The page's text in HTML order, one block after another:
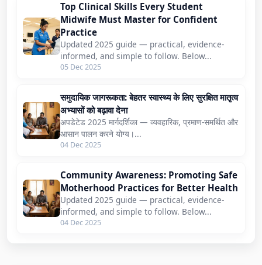
Top Clinical Skills Every Student
Midwife Must Master for Confident
Practice
Updated 2025 guide — practical, evidence-
informed, and simple to follow. Below...
05 Dec 2025
समुदायिक जागरूकता: बेहतर स्वास्थ्य के लिए सुरक्षित मातृत्व
अभ्यासों को बढ़ावा देना
अपडेटेड 2025 मार्गदर्शिका — व्यवहारिक, प्रमाण-समर्थित और
आसान पालन करने योग्य।...
04 Dec 2025
Community Awareness: Promoting Safe
Motherhood Practices for Better Health
Updated 2025 guide — practical, evidence-
informed, and simple to follow. Below...
04 Dec 2025